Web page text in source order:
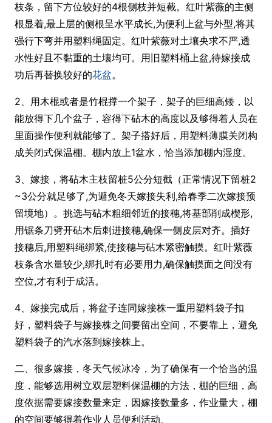
枝条，留下方位较好的4根侧枝并短截。红叶紫薇的主侧
根显着,最上层的侧根呈水平成长,为便利上盆与外型,将其
强行下弯并用塑料绳固定。红叶紫薇对土壤央求不严,透
水性好且不黏重的土壤均可。用旧塑料桶上盆,待嫁接成
功后再替换较好的花盆。
2、用木棍或者是竹棍撑一个架子，架子的巨细高矮，以
能放得下几个盆子，容得下砧木的高度以及够得着人员在
里面操作便利就能够了。架子搭好后，用塑料薄膜关闭构
成关闭式保温棚。棚内放上1盆水，恰当添加棚内湿度。
3、嫁接，将砧木主枝留桩5公分短截（正常情况下留桩2
~3公分就足够了,为避免冬天嫁接失利,给春季二次嫁接预
留境地）。挑选与砧木粗细邻近的接穗,将基部削成楔形,
用锯条刀劈开砧木后刺进接穗,确保一侧皮层对齐。插好
接穗后,用塑料绳绑紧,使接穗与砧木紧密触摸。红叶紫薇
枝条含水量较少,绑扎时有必要用力,确保触摸面之间没有
空位,才有利于成活。
4、嫁接完成后，将盆子连同嫁接株一重用塑料袋子扣
好，塑料袋子与嫁接株之间要留出空间，不要靠上，避免
塑料袋子的汽水落到嫁接株上。
二、很多嫁接，冬天气候冰冷，为了确保有一个恰当的温
度，能够选用树立双层塑料保温棚的方法，棚的巨细，高
度依据需要嫁接数量来定，因嫁接数量多，作业量大，棚
的空间要够得着作业人员便利活动。